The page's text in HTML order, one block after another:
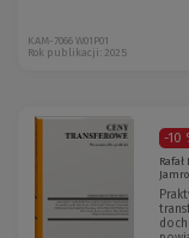
KAM-7066 W01P01
Rok publikacji: 2025
-10